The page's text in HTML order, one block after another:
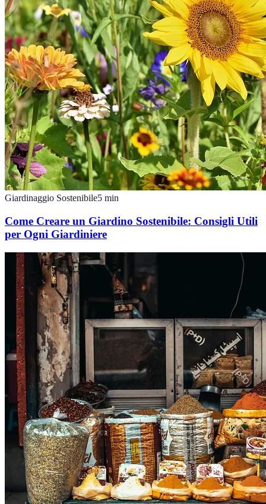
Giardinaggio Sostenibile5 min
Come Creare un Giardino Sostenibile: Consigli Utili
per Ogni Giardiniere